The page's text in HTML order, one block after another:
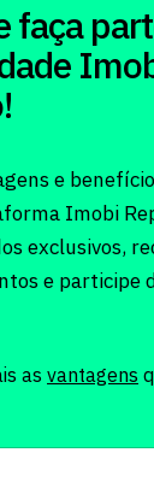
faça
e
Imobi
exclusivos,
e participe
as vantagens